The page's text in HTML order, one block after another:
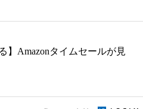
】Amazonタイムセールが見